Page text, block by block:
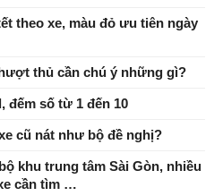
theo xe, màu đỏ ưu tiên ngày
thủ cần chú ý những gì?
đếm số từ 1 đến 10
cũ nát như bộ đề nghị?
khu trung tâm Sài Gòn, nhiều
cần tìm …